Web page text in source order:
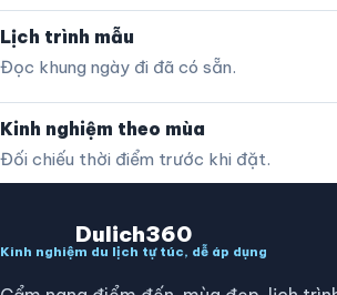
Lịch trình mẫu
Đọc khung ngày đi đã có sẵn.
Kinh nghiệm theo mùa
Đối chiếu thời điểm trước khi đặt.
Dulich360
Kinh nghiệm du lịch tự túc, dễ áp dụng